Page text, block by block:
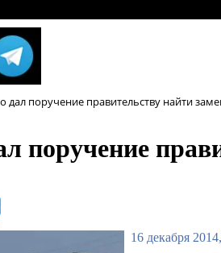
дал поручение правительству найти
поручение
16 декабря